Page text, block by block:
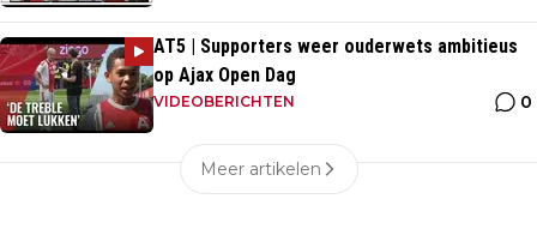
AT5 | Supporters weer ouderwets ambitieus
op Ajax Open Dag
VIDEOBERICHTEN 0
Meer artikelen